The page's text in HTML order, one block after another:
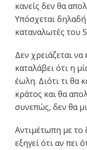
κανείς δεν θα
Υπόσχεται δηλαδή
καταναλωτές του
Δεν χρειάζεται να
καταλάβει ότι η
έωλη. Διότι τι θα
κράτος και θα
συνεπώς, δεν θα
Αντιμέτωπη με το
εξηγεί ότι αν πει